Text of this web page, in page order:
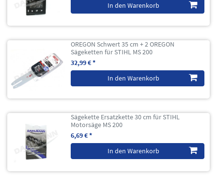
In den Warenkorb
OREGON Schwert 35 cm + 2 OREGON
Sägeketten für STIHL MS 200
32,99 € *
In den Warenkorb
Sägekette Ersatzkette 30 cm für STIHL
Motorsäge MS 200
6,69 € *
In den Warenkorb